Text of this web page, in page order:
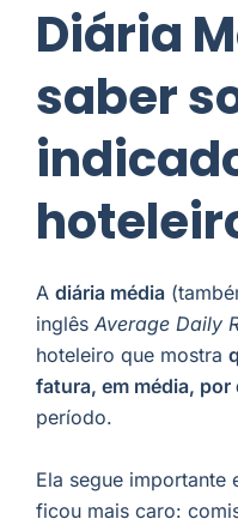
Diária
saber
A diária média
inglês Average Daily
hoteleiro que mostra
fatura, em média, por
período.
Ela segue
ficou mais caro: